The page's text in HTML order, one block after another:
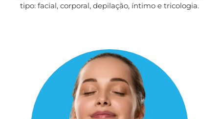
tipo: facial, corporal, depilação, íntimo e tricologia.